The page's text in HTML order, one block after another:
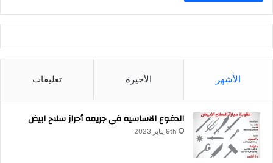
الأشهر الأخيرة تعليقات
الدفوع الاساسيه في جريمه أحراز سلاح ابيض
9th يناير 2023